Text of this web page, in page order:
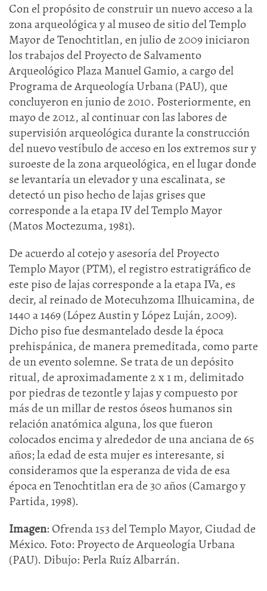
Con el propósito de construir un nuevo acceso a la
zona arqueológica y al museo de sitio del Templo
Mayor de Tenochtitlan, en julio de 2009 iniciaron
los trabajos del Proyecto de Salvamento
Arqueológico Plaza Manuel Gamio, a cargo del
Programa de Arqueología Urbana (PAU), que
concluyeron en junio de 2010. Posteriormente, en
mayo de 2012, al continuar con las labores de
supervisión arqueológica durante la construcción
del nuevo vestíbulo de acceso en los extremos sur y
suroeste de la zona arqueológica, en el lugar donde
se levantaría un elevador y una escalinata, se
detectó un piso hecho de lajas grises que
corresponde a la etapa IV del Templo Mayor
(Matos Moctezuma, 1981).
De acuerdo al cotejo y asesoría del Proyecto
Templo Mayor (PTM), el registro estratigráfico de
este piso de lajas corresponde a la etapa IVa, es
decir, al reinado de Motecuhzoma Ilhuicamina, de
1440 a 1469 (López Austin y López Luján, 2009).
Dicho piso fue desmantelado desde la época
prehispánica, de manera premeditada, como parte
de un evento solemne. Se trata de un depósito
ritual, de aproximadamente 2 x 1 m, delimitado
por piedras de tezontle y lajas y compuesto por
más de un millar de restos óseos humanos sin
relación anatómica alguna, los que fueron
colocados encima y alrededor de una anciana de 65
años; la edad de esta mujer es interesante, si
consideramos que la esperanza de vida de esa
época en Tenochtitlan era de 30 años (Camargo y
Partida, 1998).
Imagen: Ofrenda 153 del Templo Mayor, Ciudad de
México. Foto: Proyecto de Arqueología Urbana
(PAU). Dibujo: Perla Ruíz Albarrán.